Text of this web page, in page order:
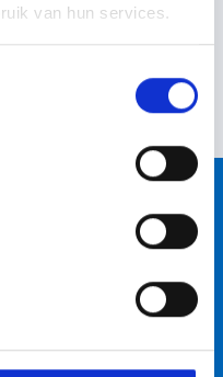
van hun services.